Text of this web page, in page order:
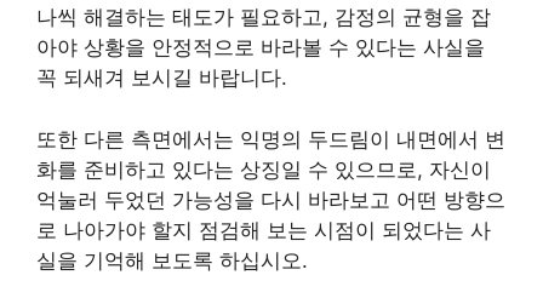
나씩 해결하는 태도가 필요하고, 감정의 균형을 잡
아야 상황을 안정적으로 바라볼 수 있다는 사실을
꼭 되새겨 보시길 바랍니다.
또한 다른 측면에서는 익명의 두드림이 내면에서 변
화를 준비하고 있다는 상징일 수 있으므로, 자신이
억눌러 두었던 가능성을 다시 바라보고 어떤 방향으
로 나아가야 할지 점검해 보는 시점이 되었다는 사
실을 기억해 보도록 하십시오.